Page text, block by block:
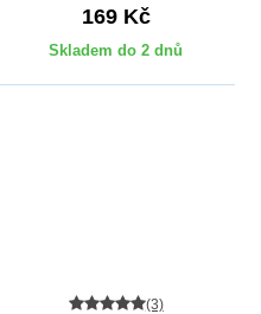
169 Kč
Skladem do 2 dnů
(3)